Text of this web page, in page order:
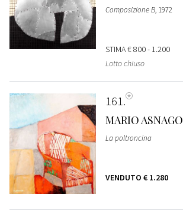
Composizione B, 1972
STIMA€ 800 - 1.200
Lotto chiuso
161
MARIO ASNAGO
La poltroncina
VENDUTO € 1.280